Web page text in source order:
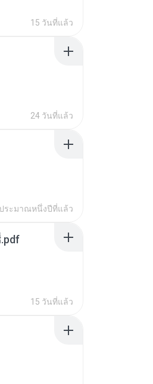
15 วันที่แล้ว
24 วันที่แล้ว
ประมาณหนึ่งปีที่แล้ว
15 วันที่แล้ว